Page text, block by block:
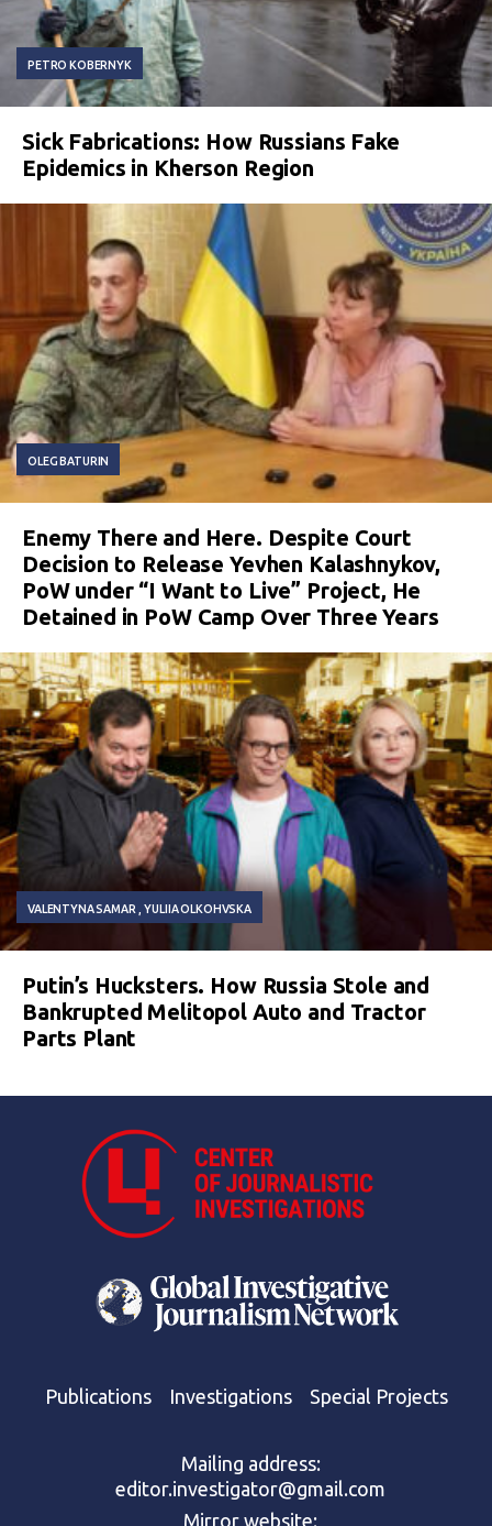
PETRO KOBERNYK
Sick Fabrications: How Russians Fake
Epidemics in Kherson Region
OLEG BATURIN
Enemy There and Here. Despite Court
Decision to Release Yevhen Kalashnykov,
PoW under “I Want to Live” Project, He
Detained in PoW Camp Over Three Years
VALENTYNA SAMAR YULIIA OLKOHVSKA
Putin’s Hucksters. How Russia Stole and
Bankrupted Melitopol Auto and Tractor
Parts Plant
Publications Investigations Special Projects
Mailing address:
editor.investigator@gmail.com
Mirror website: